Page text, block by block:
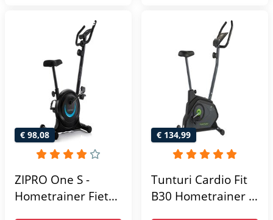
Hartslagfunctie -
Max 130kg -
Extreem Stil
Tablethouder -
Max. 120 kg
Gebruikersgewicht
- Fitnessfiets
€ 98,08
ZIPRO One S -
Hometrainer Fiets -
€ 134,99
Tunturi Cardio Fit
B30 Hometrainer -